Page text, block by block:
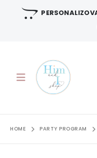
HOME PARTY PROGRAM